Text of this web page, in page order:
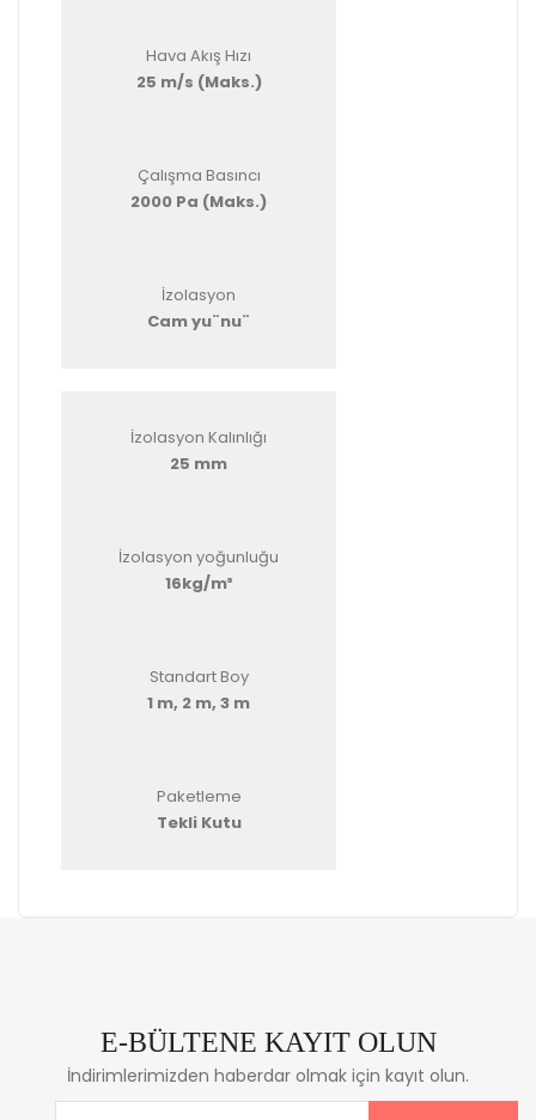
Hava Akış Hızı
25 m/s (Maks.)
Çalışma Basıncı
2000 Pa (Maks.)
İzolasyon
Cam yu¨nu¨
İzolasyon Kalınlığı
25 mm
İzolasyon yoğunluğu
16kg/m³
Standart Boy
1 m, 2 m, 3 m
Paketleme
Tekli Kutu
E-BÜLTENE KAYIT OLUN
İndirimlerimizden haberdar olmak için kayıt olun.